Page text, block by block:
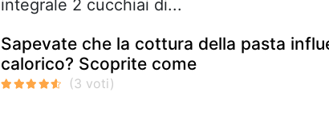
integrale 2 cucchiai di...
Sapevate che la cottura della pasta
calorico? Scoprite come